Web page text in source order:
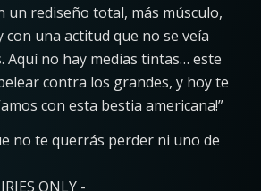
un rediseño total, más músculo,
con una actitud que no se veía
Aquí no hay medias tintas… este
contra los grandes, y hoy te
con esta bestia americana!”
no te querrás perder ni uno de
ONLY -